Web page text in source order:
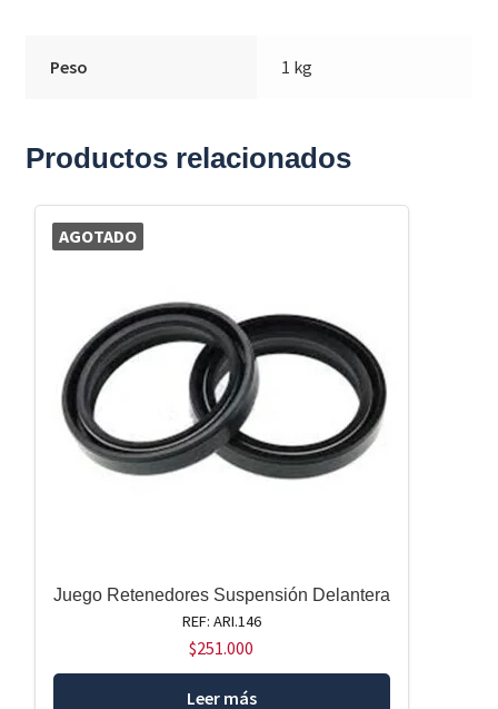
Peso 1 kg
Productos relacionados
AGOTADO
Juego Retenedores Suspensión Delantera
REF: ARI.146
$251.000
Leer más